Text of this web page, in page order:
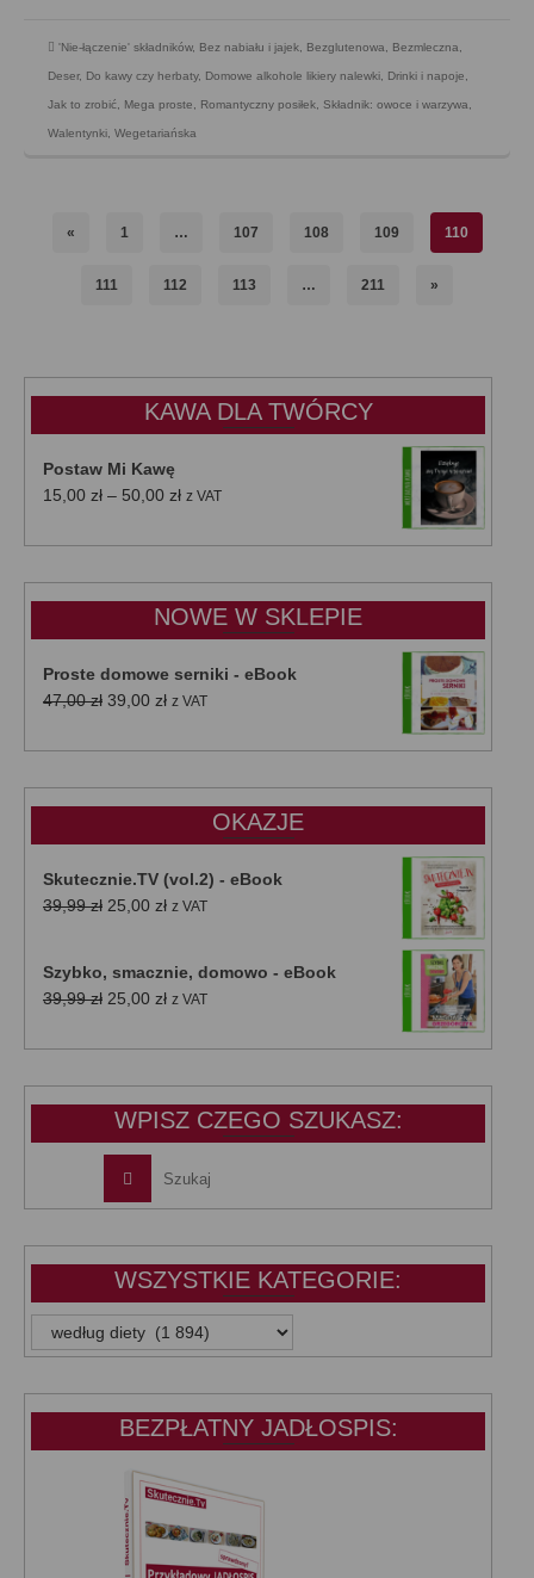
'Nie-łączenie' składników, Bez nabiału i jajek, Bezglutenowa, Bezmleczna,
Deser, Do kawy czy herbaty, Domowe alkohole likiery nalewki, Drinki i napoje,
Jak to zrobić, Mega proste, Romantyczny posiłek, Składnik: owoce i warzywa,
Walentynki, Wegetariańska
« 1 … 107 108 109 110
111 112 113 … 211 »
KAWA DLA TWÓRCY
Postaw Mi Kawę
15,00 zł – 50,00 złZakres
od
do
50,00 zł
z VAT
NOWE W SKLEPIE
Proste domowe serniki - eBook
47,00zł Pierwotna
wynosiła:
39,00 złAktualna
wynosi:
z VAT
OKAZJE
Skutecznie.TV (vol.2) - eBook
39,99zł Pierwotna
39,99 zł.
25,00 złAktualna
25,00 zł.
z VAT
Szybko, smacznie, domowo - eBook
39,99zł Pierwotna
wynosiła:
25,00 złAktualna
wynosi:
z VAT
WPISZ CZEGO SZUKASZ:
WSZYSTKIE KATEGORIE:
WSZYSTKIE
KATEGORIE:
BEZPŁATNY JADŁOSPIS: